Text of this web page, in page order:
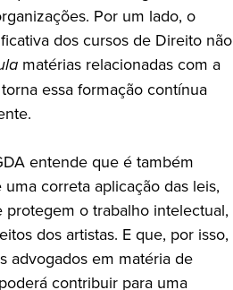
Por um lado, o
dos cursos de Direito não
matérias relacionadas com a
essa formação contínua
entende que é também
correta aplicação das leis,
o trabalho intelectual,
dos artistas. E que, por isso,
advogados em matéria de
contribuir para uma